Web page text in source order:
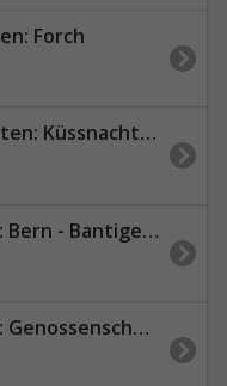
Forch
Rigi - Vierwaldstättersee
Bantiger - Grauholz
Köniz - Bläuackerplatz